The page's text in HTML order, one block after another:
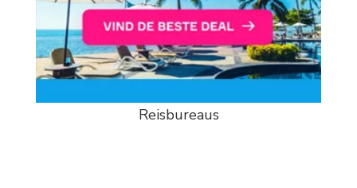
Reisbureaus